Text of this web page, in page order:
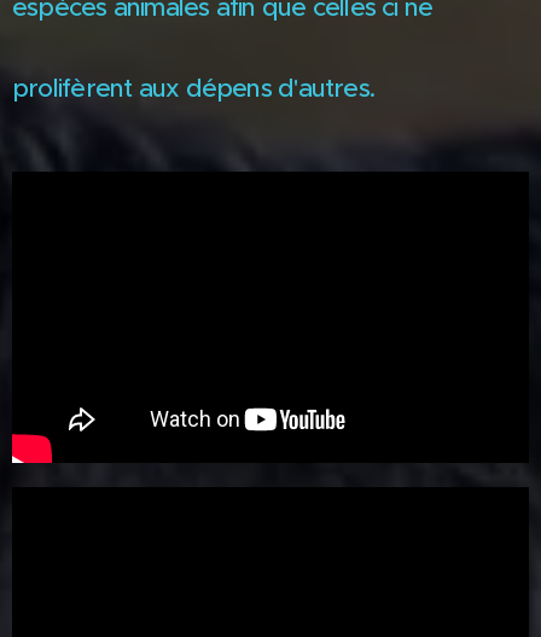
espèces animales afin que celles ci ne
prolifèrent aux dépens d'autres.